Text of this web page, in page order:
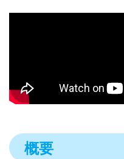
概要